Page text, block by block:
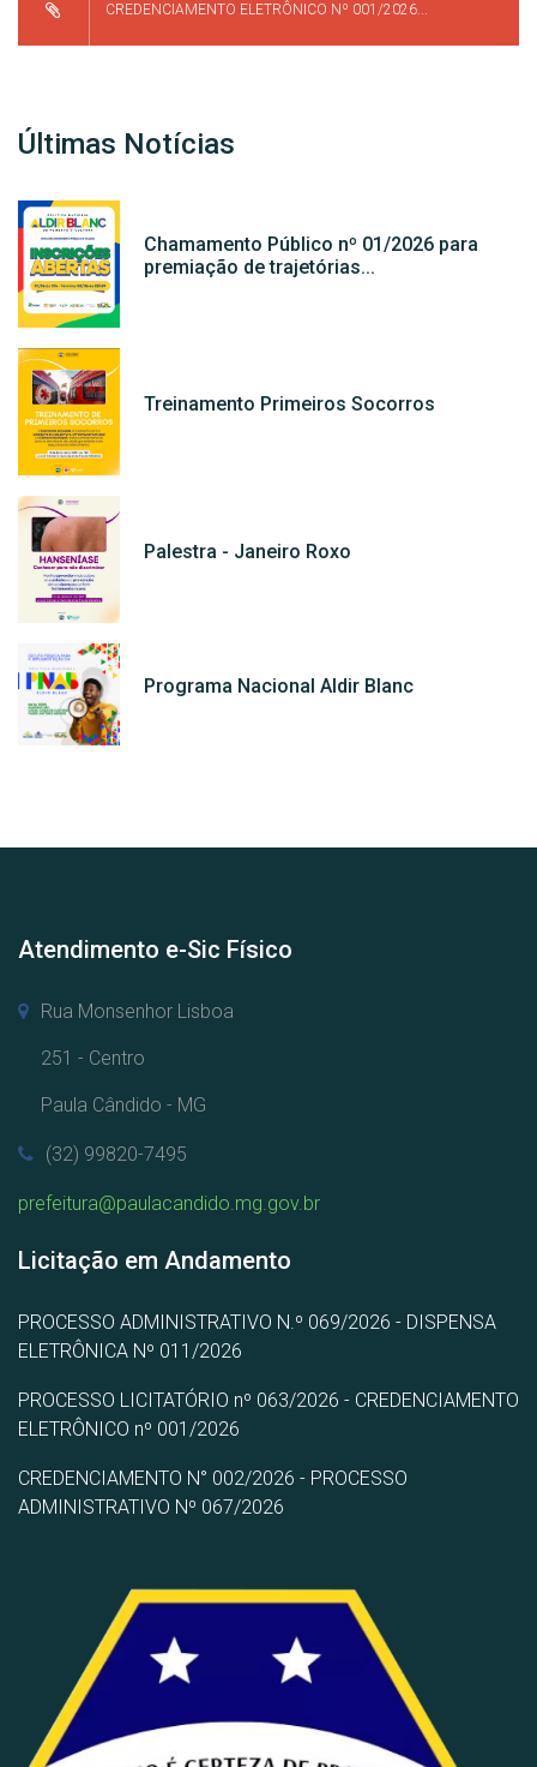
CREDENCIAMENTO ELETRÔNICO Nº 001/2026...
Últimas Notícias
Chamamento Público nº 01/2026 para
premiação de trajetórias...
Treinamento Primeiros Socorros
Palestra - Janeiro Roxo
Programa Nacional Aldir Blanc
Atendimento e-Sic Físico
Rua Monsenhor Lisboa
251 - Centro
Paula Cândido - MG
(32) 99820-7495
prefeitura@paulacandido.mg.gov.br
Licitação em Andamento
PROCESSO ADMINISTRATIVO N.º 069/2026 - DISPENSA
ELETRÔNICA Nº 011/2026
PROCESSO LICITATÓRIO nº 063/2026 - CREDENCIAMENTO
ELETRÔNICO nº 001/2026
CREDENCIAMENTO N° 002/2026 - PROCESSO
ADMINISTRATIVO Nº 067/2026